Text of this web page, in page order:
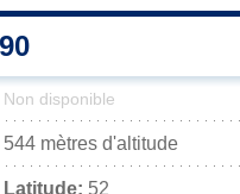
Non disponible
544 mètres d'altitude
Latitude: 52